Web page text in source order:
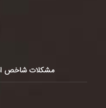
مشکلات شاخص